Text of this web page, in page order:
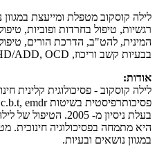
לילה קוסקוב מטפלת ומייעצת במגוון
רגשיות, טיפול בחרדות ופוביות,
המינית, להט"ב, הדרכת הורים,
בבעיות קשב וריכוז, ADHD/ADD, OCD, קשיים חברתיים ועוד...
אודות:
לילה קוסקוב - פסיכולוגית קלינית
בעלת ניסיון מ- 2005.
היא מתמחה בפסיכולוגיה חינוכית.
במגוון נושאים ובעיות.